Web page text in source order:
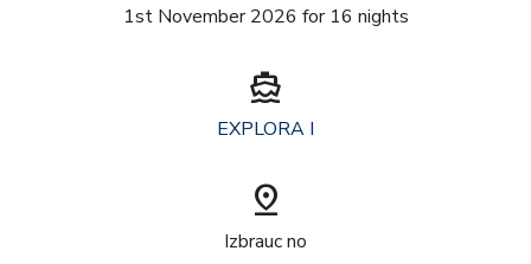
1st November 2026 for 16 nights
directions_boat
EXPLORA I
pin_drop
Izbrauc no